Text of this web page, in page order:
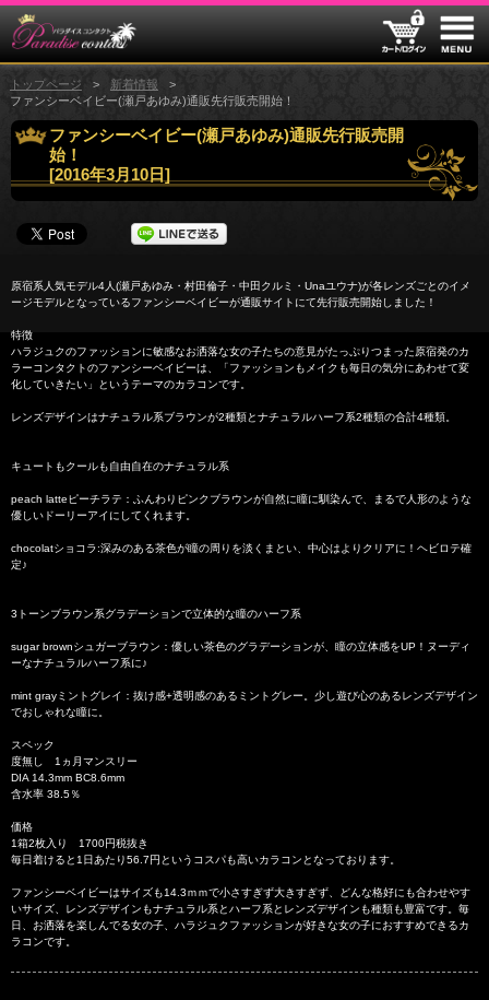
トップページ
新着情報
ファンシーベイビー(瀬戸あゆみ)通販先行販売開始！
ファンシーベイビー(瀬戸あゆみ)通販先行販売開
始！
[2016年3月10日]
原宿系人気モデル4人(瀬戸あゆみ・村田倫子・中田クルミ・Unaユウナ)が各レンズごとのイメ
ージモデルとなっているファンシーベイビーが通販サイトにて先行販売開始しました！
特徴
ハラジュクのファッションに敏感なお洒落な女の子たちの意見がたっぷりつまった原宿発のカ
ラーコンタクトのファンシーベイビーは、「ファッションもメイクも毎日の気分にあわせて変
化していきたい」というテーマのカラコンです。
レンズデザインはナチュラル系ブラウンが2種類とナチュラルハーフ系2種類の合計4種類。
キュートもクールも自由自在のナチュラル系
peach latteピーチラテ：ふんわりピンクブラウンが自然に瞳に馴染んで、まるで人形のような
優しいドーリーアイにしてくれます。
chocolatショコラ:深みのある茶色が瞳の周りを淡くまとい、中心はよりクリアに！ヘビロテ確
定♪
3トーンブラウン系グラデーションで立体的な瞳のハーフ系
sugar brownシュガーブラウン：優しい茶色のグラデーションが、瞳の立体感をUP！ヌーディ
ーなナチュラルハーフ系に♪
mint grayミントグレイ：抜け感+透明感のあるミントグレー。少し遊び心のあるレンズデザイン
でおしゃれな瞳に。
スペック
度無し 1ヵ月マンスリー
DIA 14.3mm BC8.6mm
含水率 38.5％
価格
1箱2枚入り 1700円税抜き
毎日着けると1日あたり56.7円というコスパも高いカラコンとなっております。
ファンシーベイビーはサイズも14.3ｍｍで小さすぎず大きすぎず、どんな格好にも合わせやす
いサイズ、レンズデザインもナチュラル系とハーフ系とレンズデザインも種類も豊富です。毎
日、お洒落を楽しんでる女の子、ハラジュクファッションが好きな女の子におすすめできるカ
ラコンです。